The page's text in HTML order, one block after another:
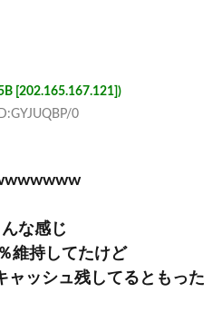
[202.165.167.121])
0
な感じ
維持してたけど
ャッシュ残してるともった